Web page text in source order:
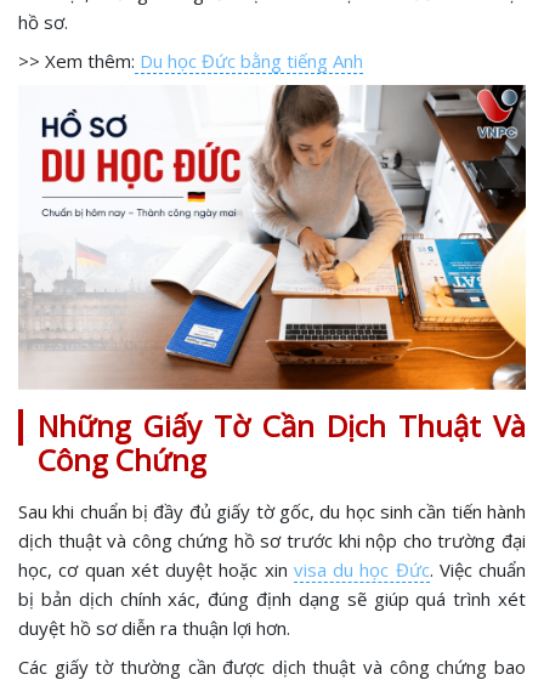
hồ sơ.
>> Xem thêm: Du học Đức bằng tiếng Anh
Những Giấy Tờ Cần Dịch Thuật Và
Công Chứng
Sau khi chuẩn bị đầy đủ giấy tờ gốc, du học sinh cần tiến hành
dịch thuật và công chứng hồ sơ trước khi nộp cho trường đại
học, cơ quan xét duyệt hoặc xin visa du học Đức. Việc chuẩn
bị bản dịch chính xác, đúng định dạng sẽ giúp quá trình xét
duyệt hồ sơ diễn ra thuận lợi hơn.
Các giấy tờ thường cần được dịch thuật và công chứng bao